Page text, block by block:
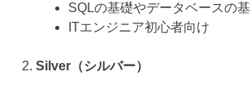
SQLの基礎やデータベースの
ITエンジニア初心者向け
Silver（シルバー）